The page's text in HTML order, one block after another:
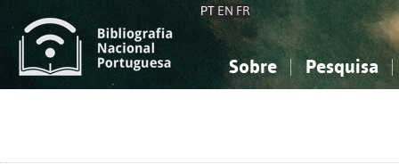
PT EN FR
Sobre Pesquisa